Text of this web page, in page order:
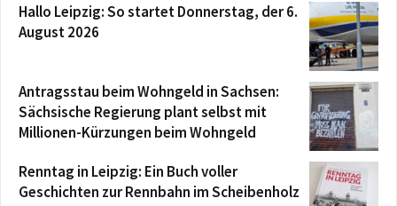
Hallo Leipzig: So startet Donnerstag, der 6.
August 2026
Antragsstau beim Wohngeld in Sachsen:
Sächsische Regierung plant selbst mit
Millionen-Kürzungen beim Wohngeld
Renntag in Leipzig: Ein Buch voller
Geschichten zur Rennbahn im Scheibenholz